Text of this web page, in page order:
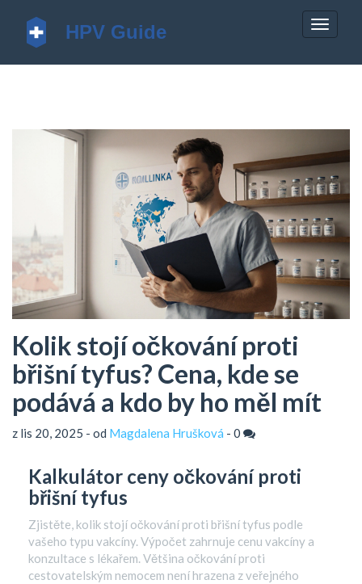
Kolik stojí očkování proti
břišní tyfus? Cena, kde se
podává a kdo by ho měl mít
z lis 20, 2025 - od Magdalena Hrušková - 0
Kalkulátor ceny očkování proti
břišní tyfus
Zjistěte, kolik stojí očkování proti břišní tyfus podle
vašeho typu vakcíny. Výpočet zahrnuje cenu vakcíny a
konzultace s lékařem. Většina očkování proti
cestovatelským nemocem není hrazena z veřejného